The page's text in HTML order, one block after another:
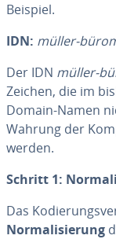
Beispiel.
IDN: müller-
Der IDN müller-
Zeichen, die im
Domain-Namen
Wahrung der
werden.
Schritt 1:
Das
Nor­ma­li­sie­rung